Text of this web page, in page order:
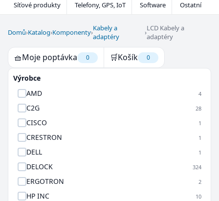
Síťové produkty Telefony, GPS, IoT Software Ostatní
Domů›Katalog›Komponenty›Kabely a
adaptéry
›LCD Kabely a
adaptéry
🧺Moje poptávka 0 🛒Košík 0
Výrobce
AMD
4
C2G 28
CISCO 1
CRESTRON 1
DELL 1
DELOCK 324
ERGOTRON 2
HP INC 10